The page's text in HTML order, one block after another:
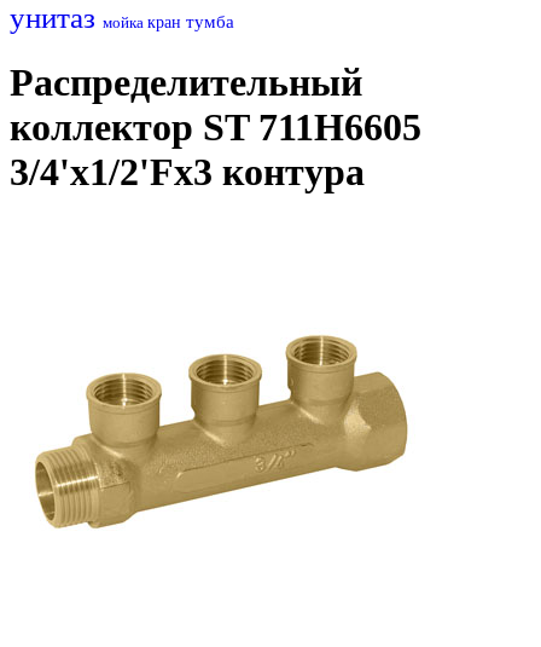
унитаз мойка кран тумба
Распределительный
коллектор ST 711H6605
3/4'х1/2'Fх3 контура